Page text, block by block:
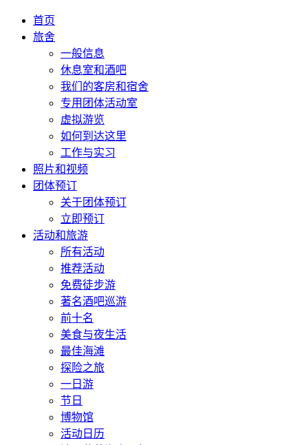
首页
旅舍
一般信息
休息室和酒吧
我们的客房和宿舍
专用团体活动室
虚拟游览
如何到达这里
工作与实习
照片和视频
团体预订
关于团体预订
立即预订
活动和旅游
所有活动
推荐活动
免费徒步游
著名酒吧巡游
前十名
美食与夜生活
最佳海滩
探险之旅
一日游
节日
博物馆
活动日历